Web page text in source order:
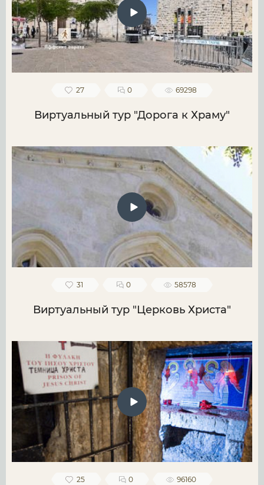
27 0 69298
Виртуальный тур "Дорога к Храму"
31 0 58578
Виртуальный тур "Церковь Христа"
25 0 96160